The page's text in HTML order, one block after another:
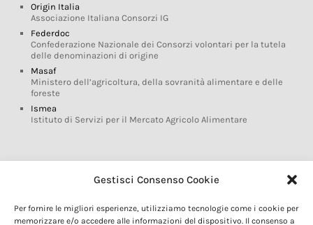
Gestisci Consenso Cookie
Per fornire le migliori esperienze, utilizziamo tecnologie come i cookie per
memorizzare e/o accedere alle informazioni del dispositivo. Il consenso a
Origin Italia
Associazione Italiana Consorzi IG
Federdoc
Confederazione Nazionale dei Consorzi volontari per la tutela
delle denominazioni di origine
Masaf
Ministero dell’agricoltura, della sovranità alimentare e delle
foreste
Ismea
Istituto di Servizi per il Mercato Agricolo Alimentare
Glossario DOP IGP
Marchi DOP IGP